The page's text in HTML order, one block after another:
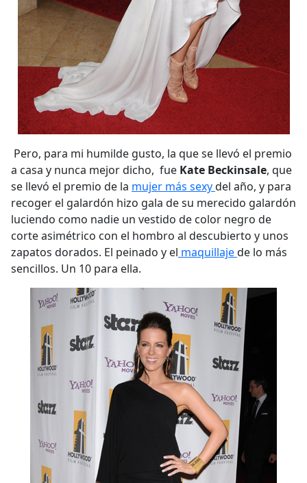
Pero, para mi humilde gusto, la que se llevó el premio
a casa y nunca mejor dicho, fue Kate Beckinsale, que
se llevó el premio de la mujer más sexydel año, y para
recoger el galardón hizo gala de su merecido galardón
luciendo como nadie un vestido de color negro de
corte asimétrico con el hombro al descubierto y unos
zapatos dorados. El peinado y el maquillajede lo más
sencillos. Un 10 para ella.